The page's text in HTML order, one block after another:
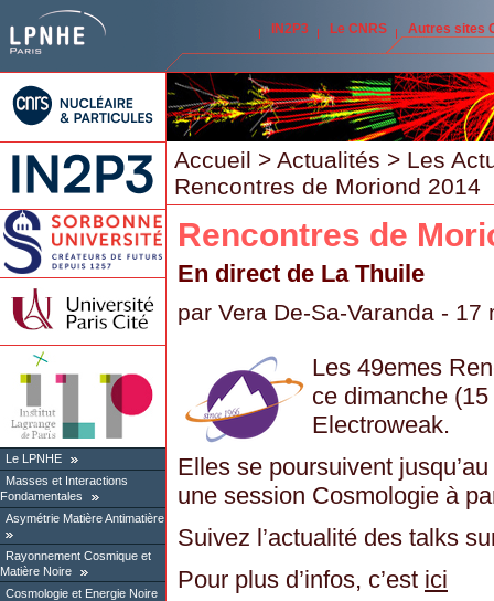
IN2P3 Le CNRS Autres sites
Le LPNHE
Masses et Interactions
Fondamentales
Asymétrie Matière Antimatière
Rayonnement Cosmique et
Matière Noire
Cosmologie et Energie Noire
Accueil > Actualités > Les
Rencontres de Moriond 2014
Rencontres de
En direct de La Thuile
par Vera De-Sa-Varanda - 17
Les 49emes
ce dimanche
Electroweak.
Elles se poursuivent
une session Cosmologie à
Suivez l’actualité des talks
Pour plus d’infos, c’est ici